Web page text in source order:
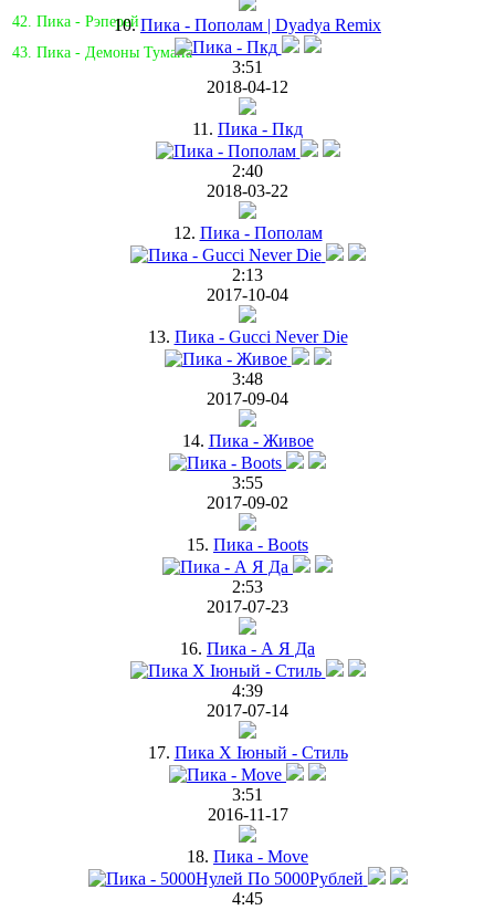
42. Пика - Рэперей
43. Пика - Демоны Тумана
10.Пика - Пополам | Dyadya Remix
3:51
2018-04-12
11. Пика - Пкд
2:40
2018-03-22
12. Пика - Пополам
2:13
2017-10-04
13. Пика - Gucci Never Die
3:48
2017-09-04
14. Пика - Живое
3:55
2017-09-02
15. Пика - Boots
2:53
2017-07-23
16. Пика - А Я Да
4:39
2017-07-14
17. Пика Х Iюный - Стиль
3:51
2016-11-17
18. Пика - Move
4:45